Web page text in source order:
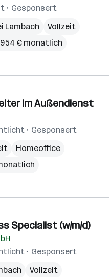
Gesponsert
Lambach
Vollzeit
€ monatlich
im Außendienst
Gesponsert
Homeoffice
Specialist (w/m/d)
Gesponsert
Vollzeit